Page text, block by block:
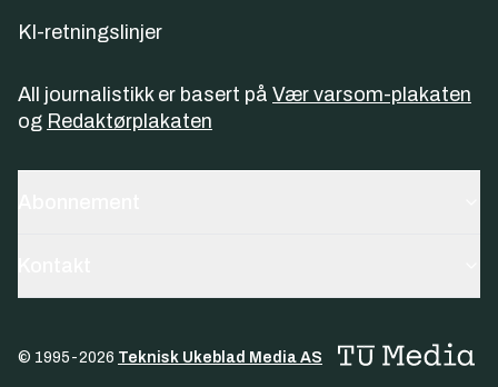
KI-retningslinjer
All journalistikk er basert på Vær varsom-plakaten
og Redaktørplakaten
© 1995-2026 Teknisk Ukeblad Media AS